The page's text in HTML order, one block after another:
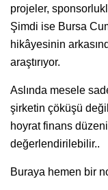
projeler,
Şimdi ise Bursa
hikâyesinin
araştırıyor.
Aslında mesele
şirketin çöküşü
hoyrat finans
değerlendirilebilir..
Buraya hemen bir